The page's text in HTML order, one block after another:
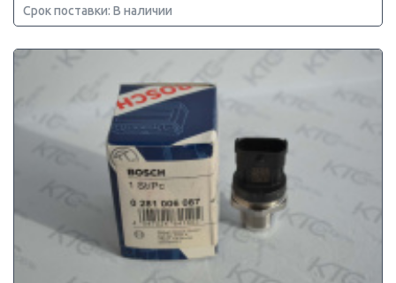
Срок поставки: В наличии